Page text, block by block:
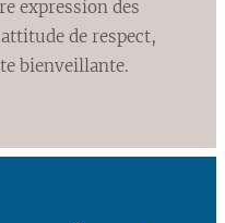
expression des
de respect,
bienveillante.